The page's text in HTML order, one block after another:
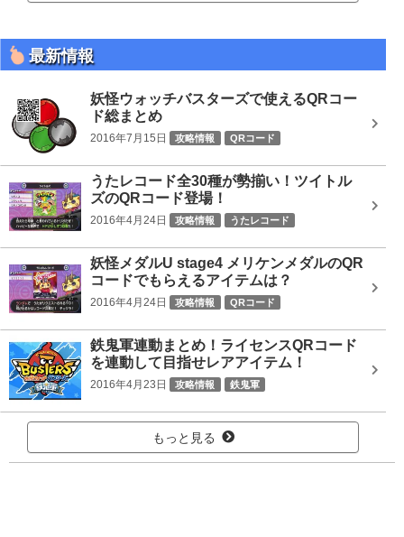
最新情報
妖怪ウォッチバスターズで使えるQRコー
ド総まとめ
2016年7月15日 攻略情報 QRコード
うたレコード全30種が勢揃い！ツイトル
ズのQRコード登場！
2016年4月24日 攻略情報 うたレコード
妖怪メダルU stage4 メリケンメダルのQR
コードでもらえるアイテムは？
2016年4月24日 攻略情報 QRコード
鉄鬼軍連動まとめ！ライセンスQRコード
を連動して目指せレアアイテム！
2016年4月23日 攻略情報 鉄鬼軍
もっと見る